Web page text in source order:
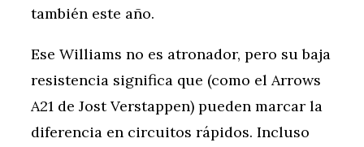
también este año.
Ese Williams no es atronador, pero su baja
resistencia significa que (como el Arrows
A21 de Jost Verstappen) pueden marcar la
diferencia en circuitos rápidos. Incluso